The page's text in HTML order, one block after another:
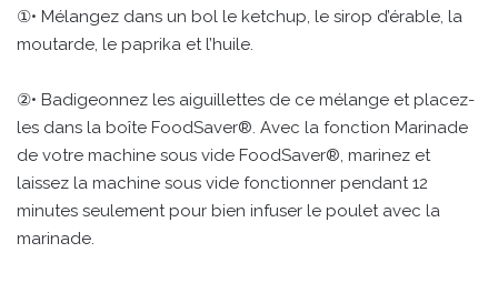
①• Mélangez dans un bol le ketchup, le sirop d’érable, la
moutarde, le paprika et l’huile.
②• Badigeonnez les aiguillettes de ce mélange et placez-
les dans la boîte FoodSaver®. Avec la fonction Marinade
de votre machine sous vide FoodSaver®, marinez et
laissez la machine sous vide fonctionner pendant 12
minutes seulement pour bien infuser le poulet avec la
marinade.